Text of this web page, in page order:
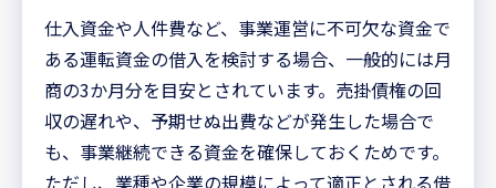
仕入資金や人件費など、事業運営に不可欠な資金で
ある運転資金の借入を検討する場合、一般的には月
商の3か月分を目安とされています。売掛債権の回
収の遅れや、予期せぬ出費などが発生した場合で
も、事業継続できる資金を確保しておくためです。